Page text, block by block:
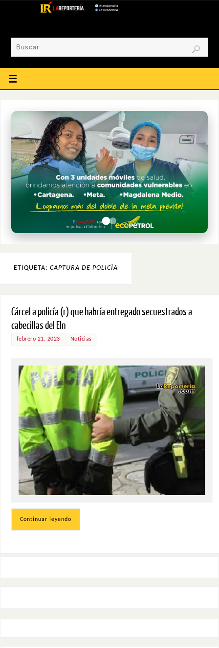
ETIQUETA: CAPTURA DE POLICÍA
Cárcel a policía (r) que habría entregado secuestrados a
cabecillas del Eln
febrero 21, 2023 Noticias
Continuar leyendo